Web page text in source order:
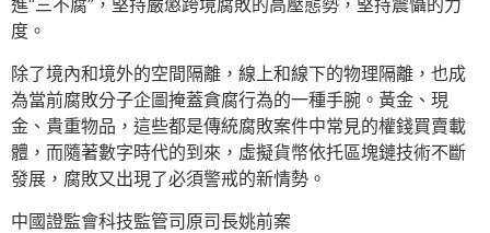
度。
除了境內和境外的空間隔離，線上和線下的物理隔離，也成
為當前腐敗分子企圖掩蓋貪腐行為的一種手腕。黃金、現
金、貴重物品，這些都是傳統腐敗案件中常見的權錢買賣載
體，而隨著數字時代的到來，虛擬貨幣依托區塊鏈技術不斷
發展，腐敗又出現了必須警戒的新情勢。
中國證監會科技監管司原司長姚前案